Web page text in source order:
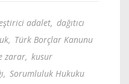
adalet, dağıtıcı
, Türk Borçlar Kanunu
zarar, kusur
, Sorumluluk Hukuku